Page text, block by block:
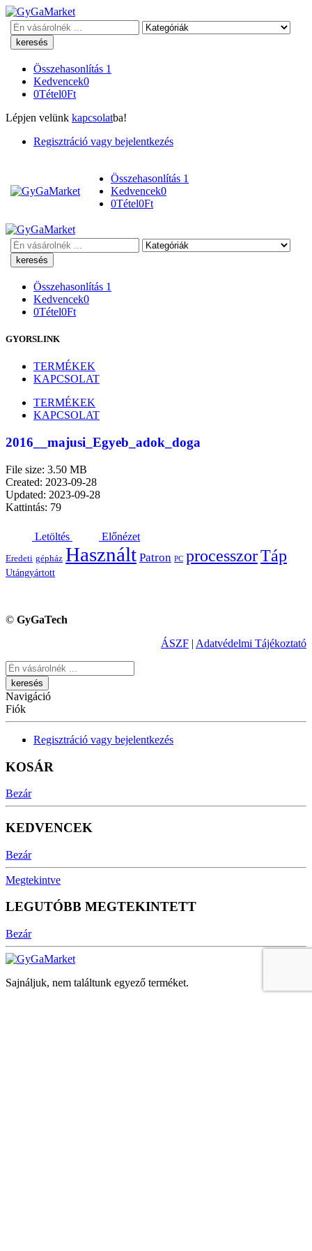
Keresés
Összehasonlítás 1
Kedvencek0
0Tétel0Ft
Lépjen velünk kapcsolatba!
Regisztráció vagy bejelentkezés
Összehasonlítás 1
Kedvencek0
0Tétel0Ft
Keresés
Összehasonlítás 1
Kedvencek0
0Tétel0Ft
GYORSLINK
TERMÉKEK
KAPCSOLAT
TERMÉKEK
KAPCSOLAT
2016__majusi_Egyeb_adok_doga
File size: 3.50 MB
Created: 2023-09-28
Updated: 2023-09-28
Kattintás: 79
Letöltés Előnézet
Eredeti gépház Használt Patron PC processzorTáp
Utángyártott
© GyGaTech
ÁSZF | Adatvédelmi Tájékoztató
Keresés
Navigáció
Fiók
Regisztráció vagy bejelentkezés
KOSÁR
Bezár
KEDVENCEK
Bezár
Megtekintve
LEGUTÓBB MEGTEKINTETT
Bezár
Sajnáljuk, nem találtunk egyező terméket.